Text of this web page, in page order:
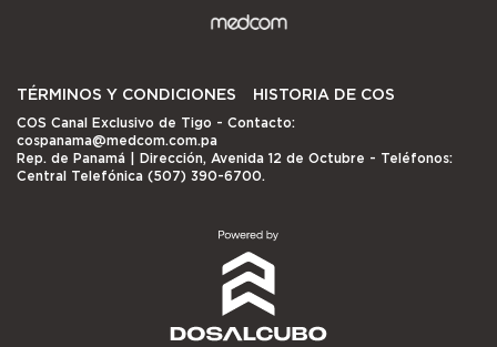
TÉRMINOS Y CONDICIONES HISTORIA DE COS
COS Canal Exclusivo de Tigo - Contacto:
cospanama@medcom.com.pa
Rep. de Panamá | Dirección, Avenida 12 de Octubre - Teléfonos:
Central Telefónica (507) 390-6700.